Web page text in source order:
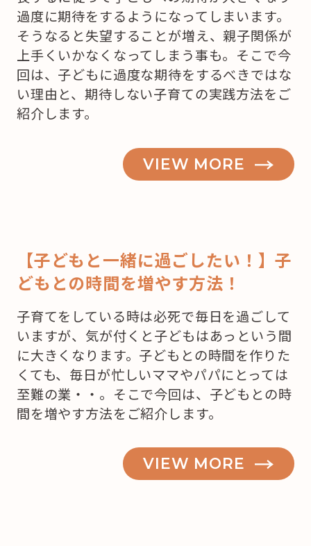
過度に期待をするようになってしまいます。
そうなると失望することが増え、親子関係が
上手くいかなくなってしまう事も。そこで今
回は、子どもに過度な期待をするべきではな
い理由と、期待しない子育ての実践方法をご
紹介します。
VIEW MORE
【子どもと一緒に過ごしたい！】子
どもとの時間を増やす方法！
子育てをしている時は必死で毎日を過ごして
いますが、気が付くと子どもはあっという間
に大きくなります。子どもとの時間を作りた
くても、毎日が忙しいママやパパにとっては
至難の業・・。そこで今回は、子どもとの時
間を増やす方法をご紹介します。
VIEW MORE